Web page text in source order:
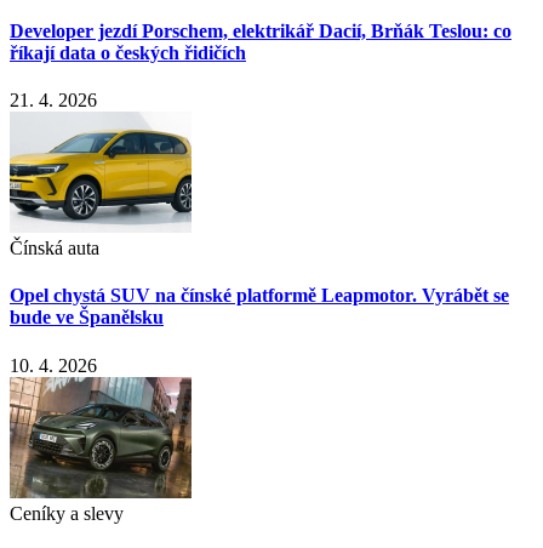
Developer jezdí Porschem, elektrikář Dacií, Brňák Teslou: co
říkají data o českých řidičích
21. 4. 2026
Čínská auta
Opel chystá SUV na čínské platformě Leapmotor. Vyrábět se
bude ve Španělsku
10. 4. 2026
Ceníky a slevy